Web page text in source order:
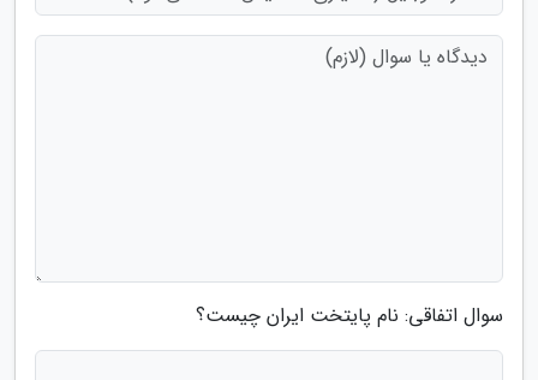
سوال اتفاقی: نام پایتخت ایران چیست؟